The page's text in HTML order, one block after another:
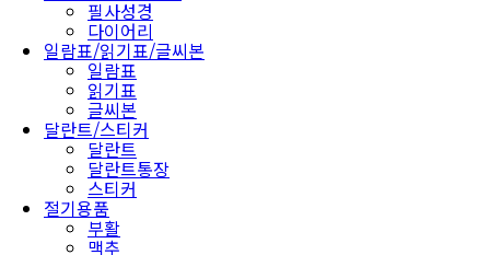
필사성경
다이어리
일람표/읽기표/글씨본
일람표
읽기표
글씨본
달란트/스티커
달란트
달란트통장
스티커
절기용품
부활
맥추